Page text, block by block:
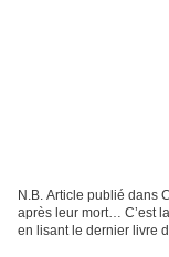
N.B. Article publié dans
après leur mort… C’est
en lisant le dernier livre